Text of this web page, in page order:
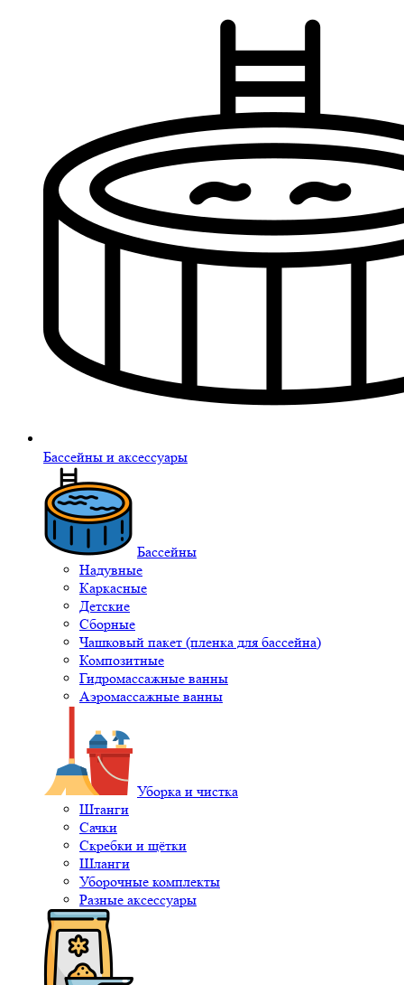
Бассейны и аксессуары
Бассейны
Надувные
Каркасные
Детские
Сборные
Чашковый пакет (пленка для бассейна)
Композитные
Гидромассажные ванны
Аэромассажные ванны
Уборка и чистка
Штанги
Сачки
Скребки и щётки
Шланги
Уборочные комплекты
Разные аксессуары